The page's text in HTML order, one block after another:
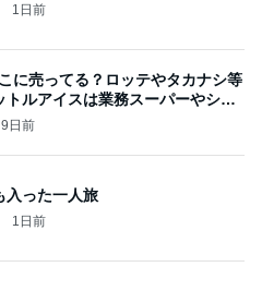
1日前
に売ってる？ロッテやタカナシ等
トルアイスは業務スーパーやシャ
9日前
入った一人旅
1日前